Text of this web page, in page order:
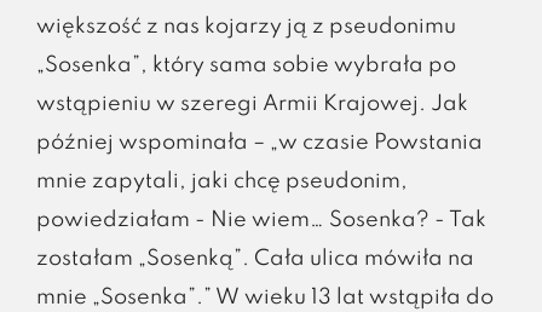
większość z nas kojarzy ją z pseudonimu
„Sosenka”, który sama sobie wybrała po
wstąpieniu w szeregi Armii Krajowej. Jak
później wspominała – „w czasie Powstania
mnie zapytali, jaki chcę pseudonim,
powiedziałam - Nie wiem… Sosenka? - Tak
zostałam „Sosenką”. Cała ulica mówiła na
mnie „Sosenka”.” W wieku 13 lat wstąpiła do